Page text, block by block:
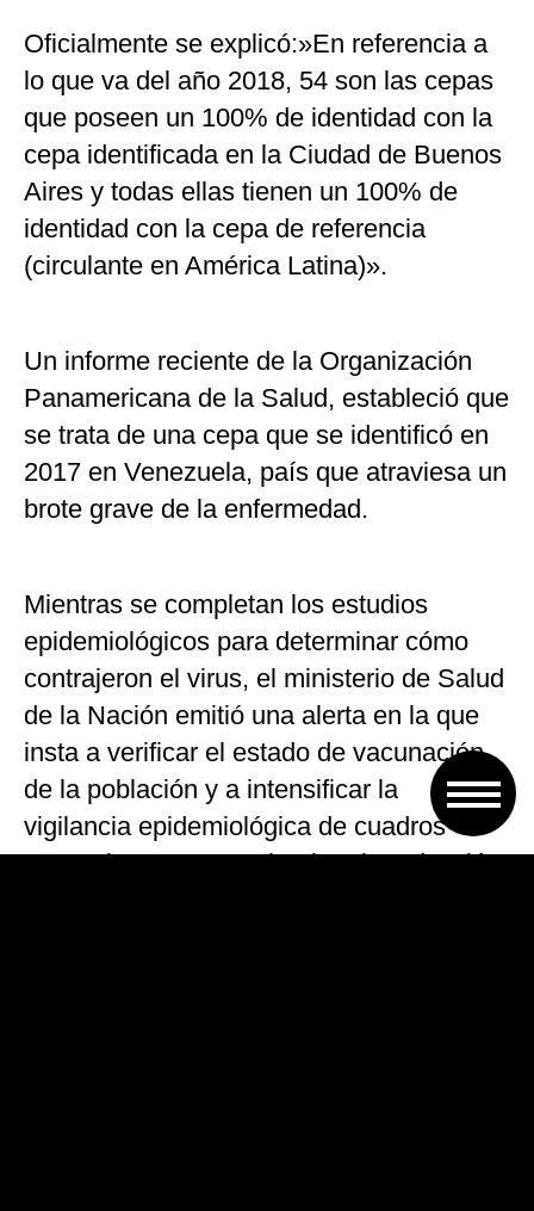
Oficialmente se explicó:»En referencia a
lo que va del año 2018, 54 son las cepas
que poseen un 100% de identidad con la
cepa identificada en la Ciudad de Buenos
Aires y todas ellas tienen un 100% de
identidad con la cepa de referencia
(circulante en América Latina)».
Un informe reciente de la Organización
Panamericana de la Salud, estableció que
se trata de una cepa que se identificó en
2017 en Venezuela, país que atraviesa un
brote grave de la enfermedad.
Mientras se completan los estudios
epidemiológicos para determinar cómo
contrajeron el virus, el ministerio de Salud
de la Nación emitió una alerta en la que
insta a verificar el estado de vacunación
de la población y a intensificar la
vigilancia epidemiológica de cuadros
sospechosos para evitar la reintroducción